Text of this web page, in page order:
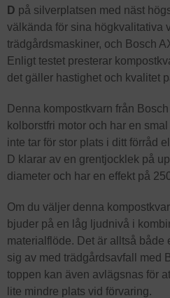
D på silverplatsen med näst
välkända för sina högkvalitativa
trädgårdsmaskiner, och Bosch
Enligt testet presterar
det gäller hastighet och kvalitet
Denna kompostkvarn från
kolborstfri motor och har en
inte tar för stor plats i ditt förråd
D klarar av en grentjocklek på
diameter och har en effekt på
Om du väljer denna
bjuder på en låg ljudnivå i
materialflöde. Det är alltså både
sig av med trädgårdsavfall med
toppen kan även avlägsnas för
lite mindre plats vid förvaring.